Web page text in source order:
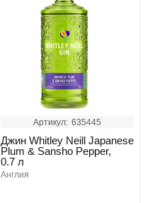
Артикул: 635445
Джин Whitley Neill Japanese
Plum & Sansho Pepper,
0.7 л
англия